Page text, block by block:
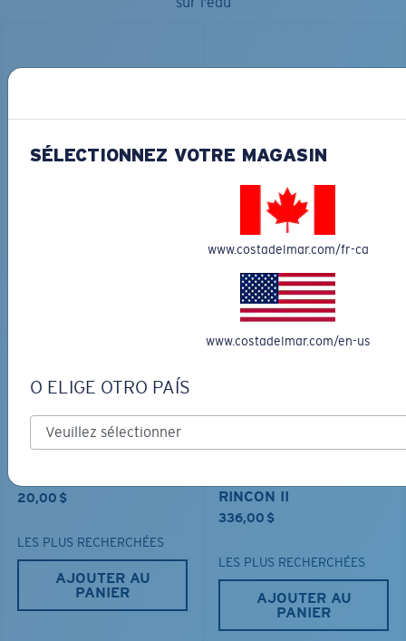
MATÉRIAU BIOSOURCÉ
DUCK CAMO TRUCKER
AJOUTER AU
PANIER
20,00 $
LES PLUS RECHERCHÉES
AJOUTER AU
PANIER
RINCON II
336,00 $
LES PLUS RECHERCHÉES
AJOUTER AU
PANIER
SÉLECTIONNEZ VOTRE MAGASIN
www.costadelmar.com/fr-ca
www.costadelmar.com/en-us
O ELIGE OTRO PAÍS